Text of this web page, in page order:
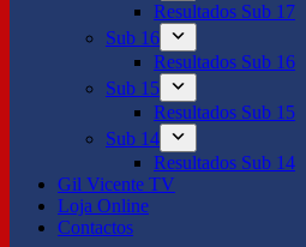
Resultados Sub 17
Sub 16
Resultados Sub 16
Sub 15
Resultados Sub 15
Sub 14
Resultados Sub 14
Gil Vicente TV
Loja Online
Contactos